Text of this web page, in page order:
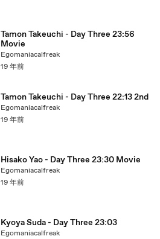
Tamon Takeuchi - Day Three 23:56
Movie
Egomaniacalfreak
19 年前
Tamon Takeuchi - Day Three 22:13 2nd
Egomaniacalfreak
19 年前
Hisako Yao - Day Three 23:30 Movie
Egomaniacalfreak
19 年前
Kyoya Suda - Day Three 23:03
Egomaniacalfreak